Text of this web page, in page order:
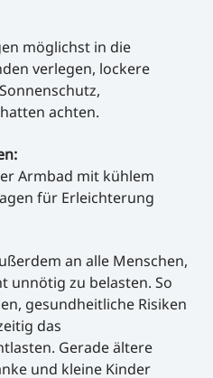
möglichst in die
verlegen, lockere
achten.
Armbad mit kühlem
für Erleichterung
an alle Menschen,
unnötig zu belasten. So
gesundheitliche Risiken
das
Gerade ältere
und kleine Kinder